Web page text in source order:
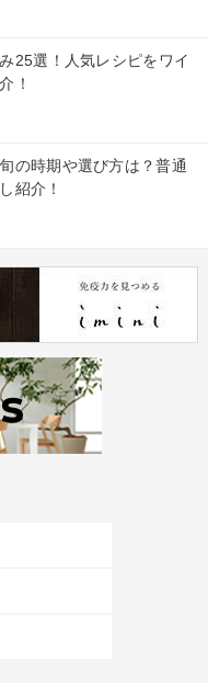
25選！人気レシピをワイ
！
の時期や選び方は？普通
紹介！